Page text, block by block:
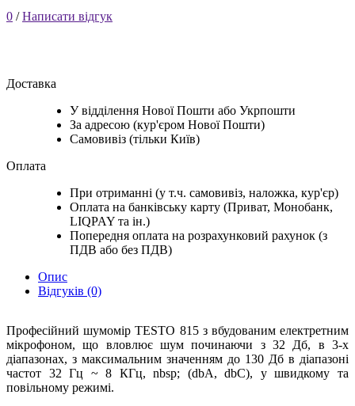
0 /Написати відгук
Доставка
У відділення Нової Пошти або Укрпошти
За адресою (кур'єром Нової Пошти)
Самовивіз (тільки Київ)
Оплата
При отриманні (у т.ч. самовивіз, наложка, кур'єр)
Оплата на банківську карту (Приват, Монобанк,
LIQPAY та ін.)
Попередня оплата на розрахунковий рахунок (з
ПДВ або без ПДВ)
Опис
Відгуків (0)
Професійний шумомір TESTO 815 з вбудованим електретним
мікрофоном, що вловлює шум починаючи з 32 Дб, в 3-х
діапазонах, з максимальним значенням до 130 Дб в діапазоні
частот 32 Гц ~ 8 КГц, nbsp; (dbA, dbC), у швидкому та
повільному режимі.